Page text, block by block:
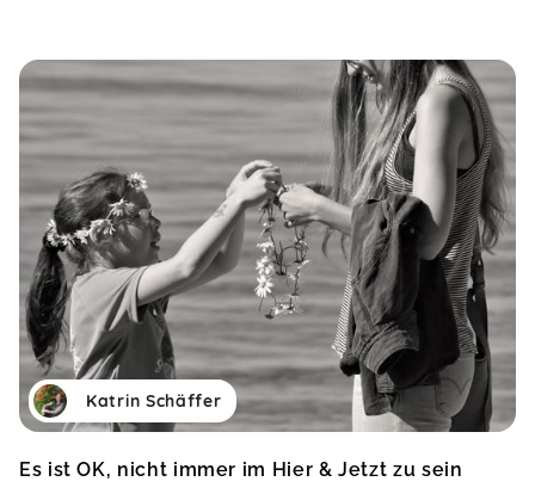
Katrin Schäffer
Es ist OK, nicht immer im Hier & Jetzt zu sein